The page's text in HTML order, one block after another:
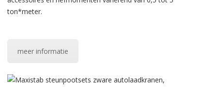
ton*meter.
meer informatie